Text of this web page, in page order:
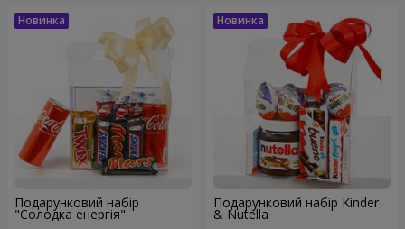
Подарунковий набір
"Солодка енергія"
Подарунковий набір Kinder
& Nutella